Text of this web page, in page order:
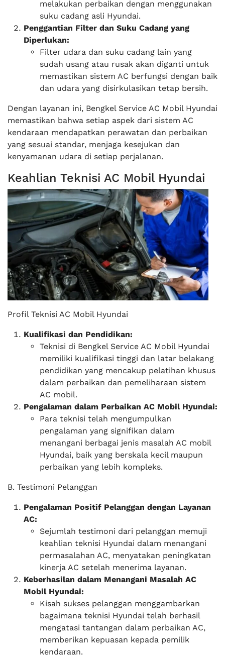
melakukan perbaikan dengan menggunakan
suku cadang asli Hyundai.
Penggantian Filter dan Suku Cadang yang
Diperlukan:
Filter udara dan suku cadang lain yang
sudah usang atau rusak akan diganti untuk
memastikan sistem AC berfungsi dengan baik
dan udara yang disirkulasikan tetap bersih.
Dengan layanan ini, Bengkel Service AC Mobil Hyundai
memastikan bahwa setiap aspek dari sistem AC
kendaraan mendapatkan perawatan dan perbaikan
yang sesuai standar, menjaga kesejukan dan
kenyamanan udara di setiap perjalanan.
Keahlian Teknisi AC Mobil Hyundai
Profil Teknisi AC Mobil Hyundai
Kualifikasi dan Pendidikan:
Teknisi di Bengkel Service AC Mobil Hyundai
memiliki kualifikasi tinggi dan latar belakang
pendidikan yang mencakup pelatihan khusus
dalam perbaikan dan pemeliharaan sistem
AC mobil.
Pengalaman dalam Perbaikan AC Mobil Hyundai:
Para teknisi telah mengumpulkan
pengalaman yang signifikan dalam
menangani berbagai jenis masalah AC mobil
Hyundai, baik yang berskala kecil maupun
perbaikan yang lebih kompleks.
B. Testimoni Pelanggan
Pengalaman Positif Pelanggan dengan Layanan
AC:
Sejumlah testimoni dari pelanggan memuji
keahlian teknisi Hyundai dalam menangani
permasalahan AC, menyatakan peningkatan
kinerja AC setelah menerima layanan.
Keberhasilan dalam Menangani Masalah AC
Mobil Hyundai:
Kisah sukses pelanggan menggambarkan
bagaimana teknisi Hyundai telah berhasil
mengatasi tantangan dalam perbaikan AC,
memberikan kepuasan kepada pemilik
kendaraan.